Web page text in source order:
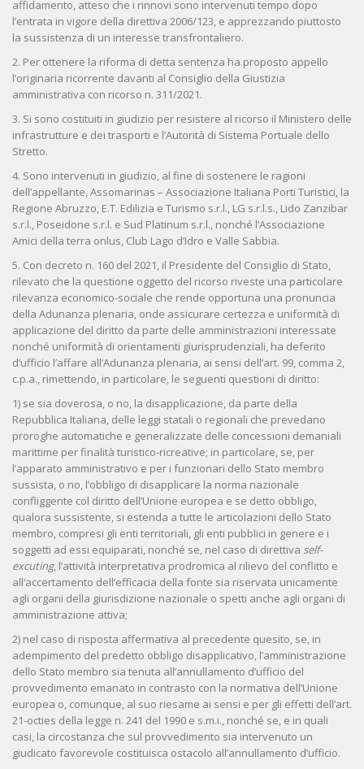
affidamento, atteso che i rinnovi sono intervenuti tempo dopo
l’entrata in vigore della direttiva 2006/123, e apprezzando piuttosto
la sussistenza di un interesse transfrontaliero.
2. Per ottenere la riforma di detta sentenza ha proposto appello
l’originaria ricorrente davanti al Consiglio della Giustizia
amministrativa con ricorso n. 311/2021.
3. Si sono costituiti in giudizio per resistere al ricorso il Ministero delle
infrastrutture e dei trasporti e l’Autorità di Sistema Portuale dello
Stretto.
4. Sono intervenuti in giudizio, al fine di sostenere le ragioni
dell’appellante, Assomarinas – Associazione Italiana Porti Turistici, la
Regione Abruzzo, E.T. Edilizia e Turismo s.r.l., LG s.r.l.s., Lido Zanzibar
s.r.l., Poseidone s.r.l. e Sud Platinum s.r.l., nonché l’Associazione
Amici della terra onlus, Club Lago d’Idro e Valle Sabbia.
5. Con decreto n. 160 del 2021, il Presidente del Consiglio di Stato,
rilevato che la questione oggetto del ricorso riveste una particolare
rilevanza economico-sociale che rende opportuna una pronuncia
della Adunanza plenaria, onde assicurare certezza e uniformità di
applicazione del diritto da parte delle amministrazioni interessate
nonché uniformità di orientamenti giurisprudenziali, ha deferito
d’ufficio l’affare all’Adunanza plenaria, ai sensi dell’art. 99, comma 2,
c.p.a., rimettendo, in particolare, le seguenti questioni di diritto:
1) se sia doverosa, o no, la disapplicazione, da parte della
Repubblica Italiana, delle leggi statali o regionali che prevedano
proroghe automatiche e generalizzate delle concessioni demaniali
marittime per finalità turistico-ricreative; in particolare, se, per
l’apparato amministrativo e per i funzionari dello Stato membro
sussista, o no, l’obbligo di disapplicare la norma nazionale
confliggente col diritto dell’Unione europea e se detto obbligo,
qualora sussistente, si estenda a tutte le articolazioni dello Stato
membro, compresi gli enti territoriali, gli enti pubblici in genere e i
soggetti ad essi equiparati, nonché se, nel caso di direttiva self-
excuting, l’attività interpretativa prodromica al rilievo del conflitto e
all‘accertamento dell’efficacia della fonte sia riservata unicamente
agli organi della giurisdizione nazionale o spetti anche agli organi di
amministrazione attiva;
2) nel caso di risposta affermativa al precedente quesito, se, in
adempimento del predetto obbligo disapplicativo, l’amministrazione
dello Stato membro sia tenuta all’annullamento d’ufficio del
provvedimento emanato in contrasto con la normativa dell’Unione
europea o, comunque, al suo riesame ai sensi e per gli effetti dell’art.
21-octies della legge n. 241 del 1990 e s.m.i., nonché se, e in quali
casi, la circostanza che sul provvedimento sia intervenuto un
giudicato favorevole costituisca ostacolo all’annullamento d’ufficio.